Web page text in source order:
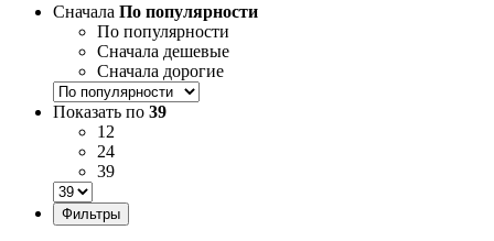
Сначала По популярности
По популярности
Сначала дешевые
Сначала дорогие
Показать по 39
12
24
39
Фильтры